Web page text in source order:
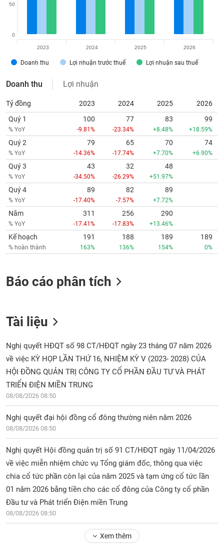
Doanh thu Lợi nhuận trước thuế Lợi nhuận sau thuế
0
50
2023 2024 2025 2026
Doanh thu Lợi nhuận
Tỷ đồng 2023 2024 2025
2026
Quý 1
% YoY
100
-9.81%
77
-23.34%
83
+8.48%
99
+18.59%
Quý 2
% YoY
79
-14.36%
65
-17.74%
70
+7.70%
74
+6.90%
Quý 3
% YoY
43
-34.50%
32
-26.29%
48
+51.97%
Quý 4
% YoY
89
-17.40%
82
-7.57%
89
+7.72%
Năm
% YoY
311
-17.41%
256
-17.83%
290
+13.46%
Kế hoạch
% hoàn thành
191
163%
188
136%
189
154%
189
0%
Báo cáo phân tích
Tài liệu
Nghị quyết HĐQT số 98 CT/HĐQT ngày 23 tháng 07 năm 2026
về việc KỲ HỌP LẦN THỨ 16, NHIỆM KỲ V (2023- 2028) CỦA
HỘI ĐỒNG QUẢN TRỊ CÔNG TY CỔ PHẦN ĐẦU TƯ VÀ PHÁT
TRIỂN ĐIỆN MIỀN TRUNG
08/08/2026 08:50
Nghị quyết đại hội đồng cổ đông thường niên năm 2026
08/08/2026 08:50
Nghị quyết Hội đồng quản trị số 91 CT/HĐQT ngày 11/04/2026
về việc miễn nhiệm chức vụ Tổng giám đốc, thông qua việc
chia cổ tức phần còn lại của năm 2025 và tạm ứng cổ tức lần
01 năm 2026 bằng tiền cho các cổ đông của Công ty cổ phần
Đầu tư và Phát triển Điện miền Trung
08/08/2026 08:50
Xem thêm